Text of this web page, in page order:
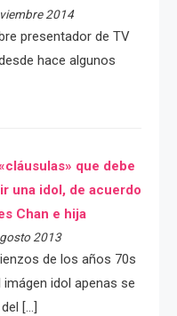
2014
presentador de TV
hace algunos
que debe
una idol, de acuerdo
Chan e hija
2013
de los años 70s
imágen idol apenas se
[…]